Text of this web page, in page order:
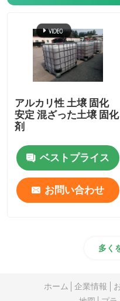
アルカリ性 土壌 固化
安定 混ざった土壌 固化
剤
ベストプライス
お問い合わせ
多く
ホーム 企業情報